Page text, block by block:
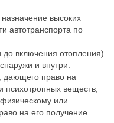
высоких
автотранспорта по
включения отопления)
и внутри.
дающего право на
психотропных веществ,
или
на его получение.